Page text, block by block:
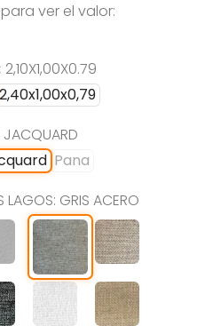
ver el valor:
2,10X1,00X0.79
2,40x1,00x0,79
JACQUARD
Pana
LAGOS: GRIS ACERO